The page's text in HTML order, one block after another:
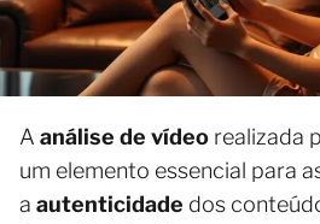
A análise de vídeo realizada
um elemento essencial para
a autenticidade dos